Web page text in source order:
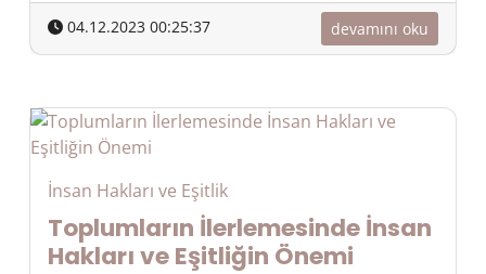
04.12.2023 00:25:37 devamını oku
İnsan Hakları ve Eşitlik
Toplumların İlerlemesinde İnsan
Hakları ve Eşitliğin Önemi